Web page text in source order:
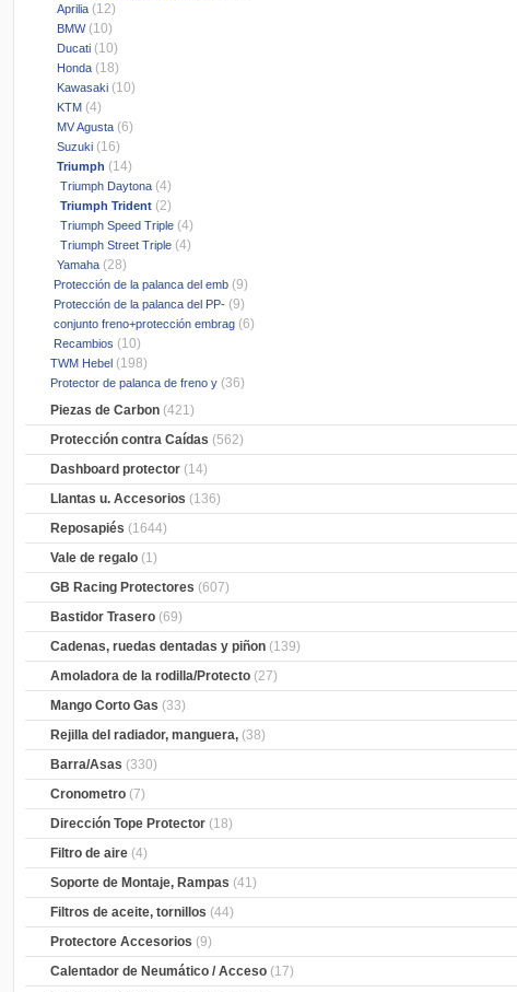
Aprilia (12)
BMW(10)
Ducati (10)
Honda (18)
Kawasaki (10)
KTM (4)
MV Agusta (6)
Suzuki (16)
Triumph (14)
Triumph Daytona (4)
Triumph Trident (2)
Triumph Speed Triple (4)
Triumph Street Triple (4)
Yamaha (28)
Protección de la palanca del emb (9)
Protección de la palanca del PP- (9)
conjunto freno+protección embrag (6)
Recambios (10)
TWM Hebel (198)
Protector de palanca de freno y (36)
Piezas de Carbon (421)
Protección contra Caídas (562)
Dashboard protector (14)
Llantas u. Accesorios (136)
Reposapiés (1644)
Vale de regalo (1)
GB Racing Protectores (607)
Bastidor Trasero (69)
Cadenas, ruedas dentadas y piñon (139)
Amoladora de la rodilla/Protecto (27)
Mango Corto Gas (33)
Rejilla del radiador, manguera, (38)
Barra/Asas (330)
Cronometro (7)
Dirección Tope Protector (18)
Filtro de aire (4)
Soporte de Montaje, Rampas (41)
Filtros de aceite, tornillos (44)
Protectore Accesorios (9)
Calentador de Neumático / Acceso (17)